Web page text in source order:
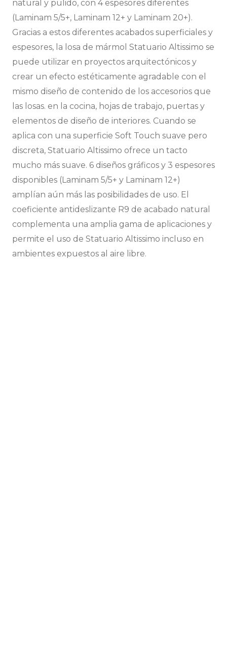
natural y pulido, con 4 espesores diferentes
(Laminam 5/5+, Laminam 12+ y Laminam 20+).
Gracias a estos diferentes acabados superficiales y
espesores, la losa de mármol Statuario Altissimo se
puede utilizar en proyectos arquitectónicos y
crear un efecto estéticamente agradable con el
mismo diseño de contenido de los accesorios que
las losas. en la cocina, hojas de trabajo, puertas y
elementos de diseño de interiores. Cuando se
aplica con una superficie Soft Touch suave pero
discreta, Statuario Altissimo ofrece un tacto
mucho más suave. 6 diseños gráficos y 3 espesores
disponibles (Laminam 5/5+ y Laminam 12+)
amplían aún más las posibilidades de uso. El
coeficiente antideslizante R9 de acabado natural
complementa una amplia gama de aplicaciones y
permite el uso de Statuario Altissimo incluso en
ambientes expuestos al aire libre.